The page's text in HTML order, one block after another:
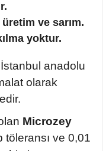
ve sarım.
yoktur.
İstanbul anadolu
olarak
Microzey
ve 0,01